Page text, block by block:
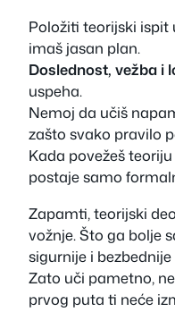
Položiti teorijski ispit
imaš jasan plan.
Doslednost, vežba i
uspeha.
Nemoj da učiš
zašto svako pravilo
Kada povežeš
postaje samo
Zapamti, teorijski
vožnje. Što ga bolje
sigurnije i
Zato uči pametno,
prvog puta ti neće